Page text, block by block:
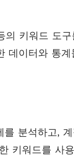
키워드 도
데이터와 통
분석하고,
키워드를 사